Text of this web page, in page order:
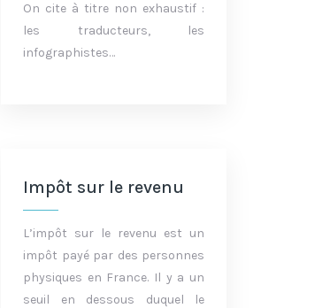
On cite à titre non exhaustif :
les traducteurs, les
infographistes…
Impôt sur le revenu
L’impôt sur le revenu est un
impôt payé par des personnes
physiques en France. Il y a un
seuil en dessous duquel le